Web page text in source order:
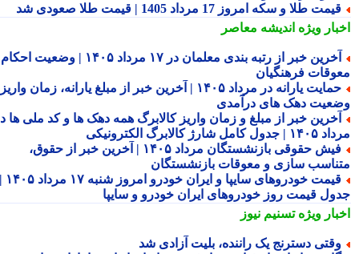
طلا و سکه امروز 17 مرداد 1405 | قیمت طلا صعودی شد
ویژهاندیشه معاصر
آخرین خبر از رتبه بندی معلمان در ۱۷ مرداد ۱۴۰۵ | وضعیت احکام و
فرهنگیان
حمایت یارانه در مرداد ۱۴۰۵ | آخرین خبر از مبلغ یارانه، زمان واریز و
دهک های درآمدی
خبر از مبلغ و زمان واریز کالابرگ همه دهک ها و کد ملی ها در
شارژ کالابرگ الکترونیکی
فیش حقوقی بازنشستگان مرداد ۱۴۰۵ | آخرین خبر از حقوق،
سازی و معوقات بازنشستگان
قیمت خودروهای سایپا و ایران خودرو امروز شنبه ۱۷ مرداد ۱۴۰۵ |
قیمت روز خودروهای ایران خودرو و سایپا
ویژهتسنیم نیوز
دسترنج یک راننده، بلیت آزادی شد